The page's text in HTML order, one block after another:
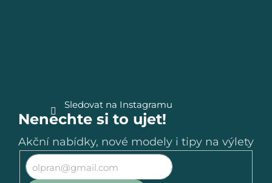
Sledovat na Instagramu
Nenechte si to ujet!
Akční nabídky, nové modely i tipy na výlety